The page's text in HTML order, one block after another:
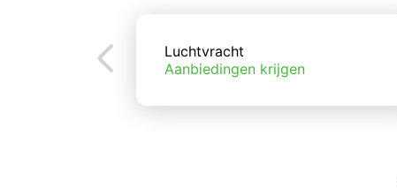
Luchtvracht
Aanbiedingen krijgen